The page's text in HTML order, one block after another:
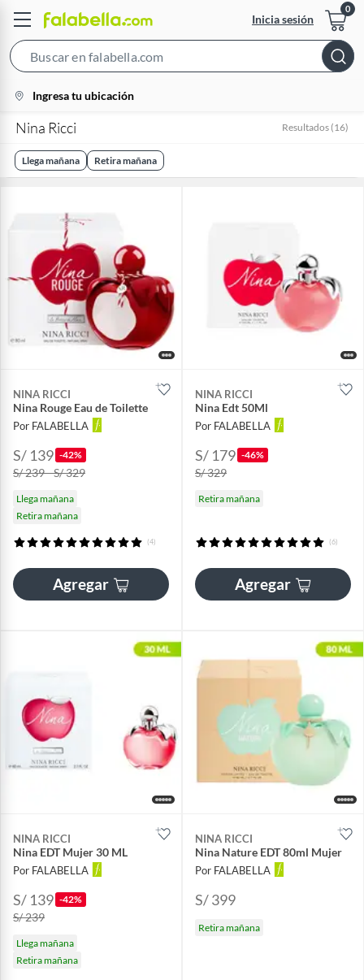
Inicia sesión
Bar
location-
icon
Ingresa tu ubicación
Nina Ricci Resultados (16)
Llega mañana Retira mañana
NINA RICCI
Nina Rouge Eau de Toilette
Por FALABELLA
S/ 139 -42%
S/ 239 - S/ 329
Llega mañana
Retira mañana
(4)
Agregar
NINA RICCI
Nina Edt 50Ml
Por FALABELLA
S/ 179 -46%
S/ 329
Retira mañana
(6)
Agregar
NINA RICCI
Nina EDT Mujer 30 ML
Por FALABELLA
S/ 139 -42%
S/ 239
Llega mañana
Retira mañana
NINA RICCI
Nina Nature EDT 80ml Mujer
Por FALABELLA
S/ 399
Retira mañana